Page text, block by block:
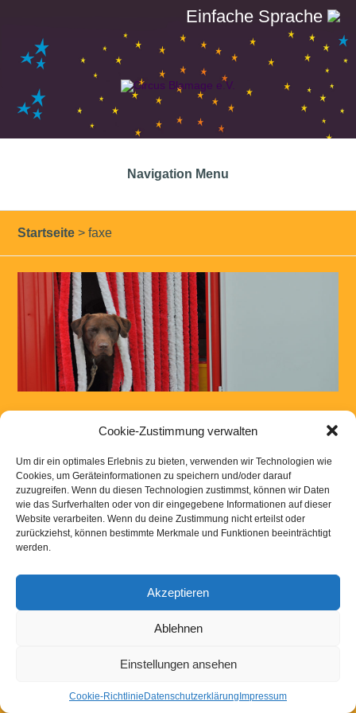
Cookie-Zustimmung verwalten
Um dir ein optimales Erlebnis zu bieten, verwenden wir Technologien wie
Cookies, um Geräteinformationen zu speichern und/oder darauf
zuzugreifen. Wenn du diesen Technologien zustimmst, können wir Daten
wie das Surfverhalten oder von dir eingegebene Informationen auf dieser
Website verarbeiten. Wenn du deine Zustimmung nicht erteilst oder
zurückziehst, können bestimmte Merkmale und Funktionen beeinträchtigt
werden.
Akzeptieren
Ablehnen
Einstellungen ansehen
Cookie-Richtlinie Datenschutzerklärung Impressum
Einfache Sprache
Navigation Menu
Startseite > faxe
Kommentar absenden
Du musstangemeldetsein, um einen Kommentar abzugeben.
Powered by